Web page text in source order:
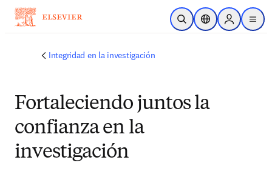
Saltar al contenido principal
Abrir búsqueda
Selector deSign in to
menu
Integridad en la investigación
Fortaleciendo juntos la
confianza en la
investigación